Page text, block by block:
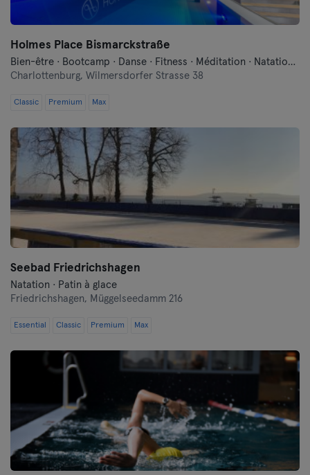
Holmes Place Bismarckstraße
Bien-être · Bootcamp · Danse · Fitness · Méditation · Natation · Pilates · Sauna · Yoga
Charlottenburg, Wilmersdorfer Strasse 38
Classic Premium Max
Seebad Friedrichshagen
Natation · Patin à glace
Friedrichshagen, Müggelseedamm 216
Essential Classic Premium Max